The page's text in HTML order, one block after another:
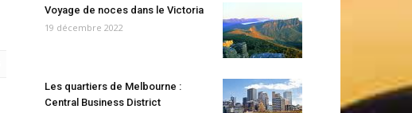
Voyage de noces dans le Victoria
19 décembre 2022
Les quartiers de Melbourne :
Central Business District